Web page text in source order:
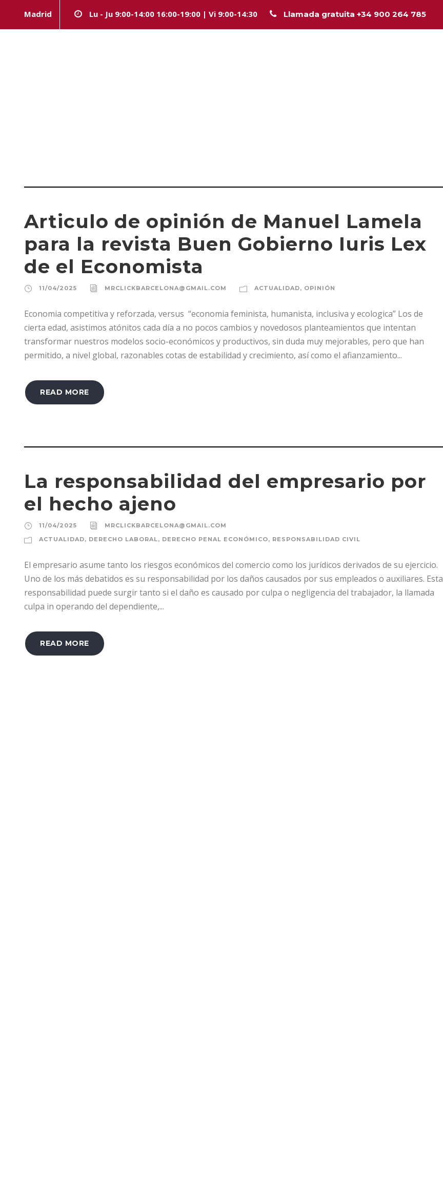
Madrid Lu - Ju 9:00-14:00 16:00-19:00 | Vi 9:00-14:30 Llamada gratuita +34 900 264 785
Articulo de opinión de Manuel Lamela
para la revista Buen Gobierno Iuris Lex
de el Economista
11/04/2025 MRCLICKBARCELONA@GMAIL.COM ACTUALIDAD, OPINIÓN
Economia competitiva y reforzada, versus “economia feminista, humanista, inclusiva y ecologica” Los de
cierta edad, asistimos atónitos cada día a no pocos cambios y novedosos planteamientos que intentan
transformar nuestros modelos socio-económicos y productivos, sin duda muy mejorables, pero que han
permitido, a nivel global, razonables cotas de estabilidad y crecimiento, así como el afianzamiento...
READ MORE
La responsabilidad del empresario por
el hecho ajeno
11/04/2025
MRCLICKBARCELONA@GMAIL.COM
ACTUALIDAD, DERECHO LABORAL, DERECHO PENAL ECONÓMICO, RESPONSABILIDAD CIVIL
El empresario asume tanto los riesgos económicos del comercio como los jurídicos derivados de su ejercicio.
Uno de los más debatidos es su responsabilidad por los daños causados por sus empleados o auxiliares. Esta
responsabilidad puede surgir tanto si el daño es causado por culpa o negligencia del trabajador, la llamada
culpa in operando del dependiente,...
READ MORE